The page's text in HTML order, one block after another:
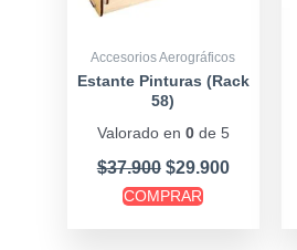
Accesorios Aerográficos
Estante Pinturas (Rack
58)
Valorado en 0de 5
$37.900 $29.900
COMPRAR